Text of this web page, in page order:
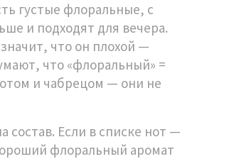
густые флоральные, с
и подходят для вечера.
что он плохой —
что «флоральный» =
и чабрецом — они не
состав. Если в списке нот —
флоральный аромат